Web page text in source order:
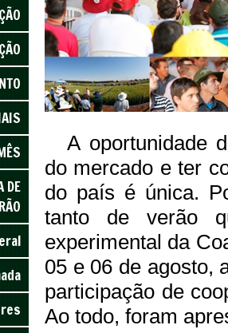
DE
A oportunidade
do mercado e ter
do país é única.
tanto de verão
experimental da
05 e 06 de agosto,
participação de
Ao todo, foram